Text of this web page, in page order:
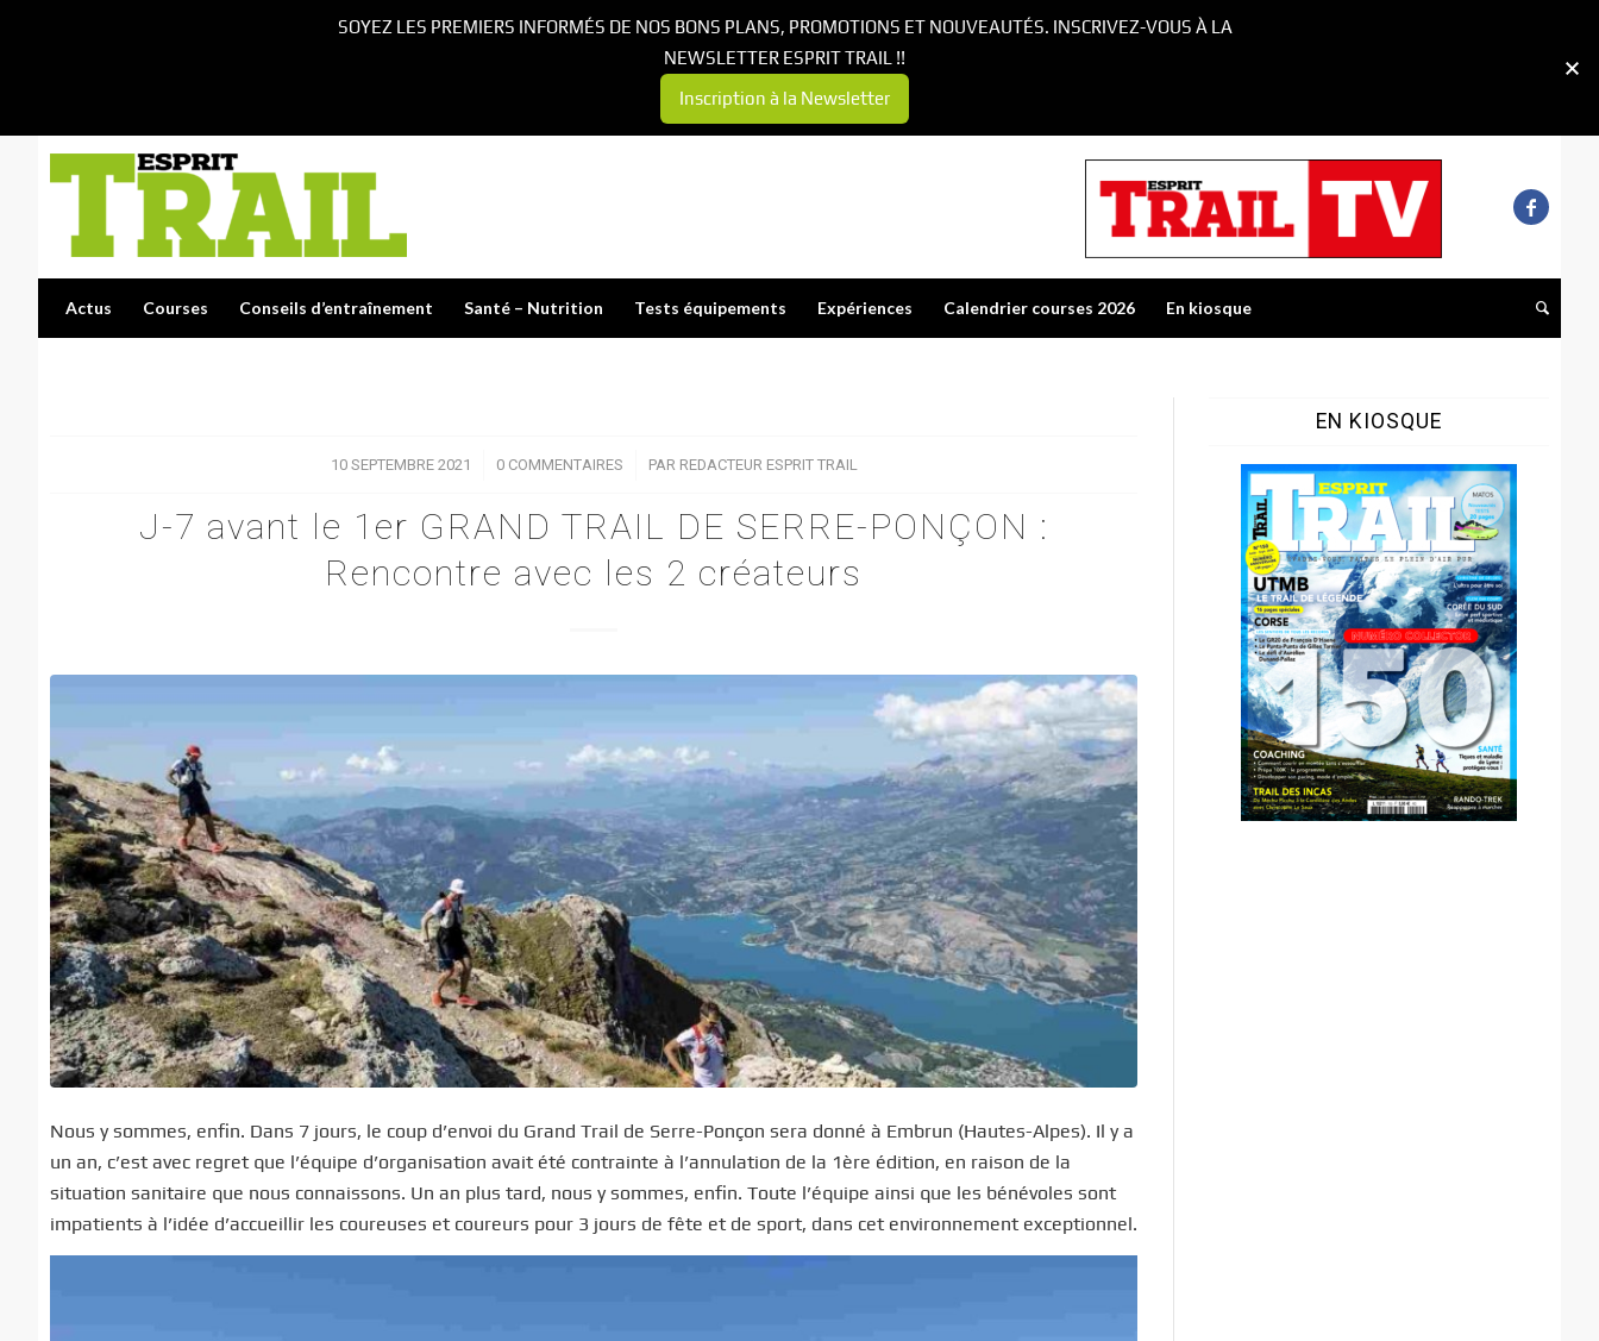
Actus Courses Conseils d’entraînement Santé – Nutrition Tests équipements Expériences Calendrier courses 2026 En kiosque
10 SEPTEMBRE 2021
/ 0 COMMENTAIRES
/ PAR REDACTEUR ESPRIT TRAIL
J-7 avant le 1er GRAND TRAIL DE SERRE-PONÇON :
Rencontre avec les 2 créateurs
Nous y sommes, enfin. Dans 7 jours, le coup d’envoi du Grand Trail de Serre-Ponçon sera donné à Embrun (Hautes-Alpes). Il y a
un an, c’est avec regret que l’équipe d’organisation avait été contrainte à l’annulation de la 1ère édition, en raison de la
situation sanitaire que nous connaissons. Un an plus tard, nous y sommes, enfin. Toute l’équipe ainsi que les bénévoles sont
impatients à l’idée d’accueillir les coureuses et coureurs pour 3 jours de fête et de sport, dans cet environnement exceptionnel.
EN KIOSQUE
SOYEZ LES PREMIERS INFORMÉS DE NOS BONS PLANS, PROMOTIONS ET NOUVEAUTÉS. INSCRIVEZ-VOUS À LA
NEWSLETTER ESPRIT TRAIL !!
Inscription à la Newsletter